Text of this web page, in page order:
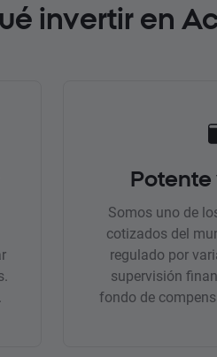
invertir en
Potente
Somos uno de
cotizados del
regulado por
supervisión
fondo de